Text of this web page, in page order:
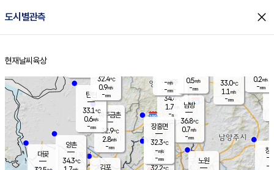
도시별관측 close
홈
현재날씨 육상
양주
34.4℃
1.7
-mm
파주금촌
32.9℃
2.8m/s
-mm
33.0℃
1.1 m/s
-mm
대곶
창
-
탄현
33.1℃
0.6m/s
-mm
0.2m/s
-mm
김포
양촌
34.3℃
은평
32.2℃
노원
남방
36.8℃
0.7m/s
-mm
장흥면
32.3℃
-m/s
-mm
-m/s
-mm
32.4℃
0.9m/s
-mm
0.5m/s
-mm